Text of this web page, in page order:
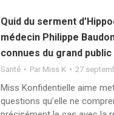
Quid du serment
médecin Philippe
connues du grand public
Santé Par Miss K 27
Miss Konfidentielle aime
questions qu’elle ne